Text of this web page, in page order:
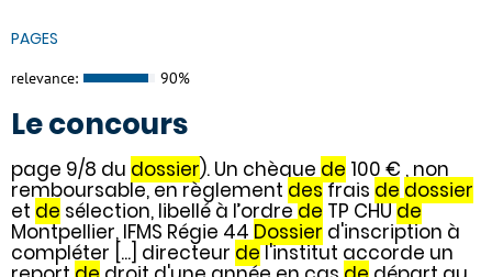
PAGES
relevance: 90%
Le concours
page 9/8 du dossier). Un chèque de 100 € , non
remboursable, en règlement desfrais de dossier
et de sélection, libellé à l’ordrede TP CHUde
Montpellier, IFMS Régie 44 Dossier d'inscription à
compléter [...] directeur del'institut accorde un